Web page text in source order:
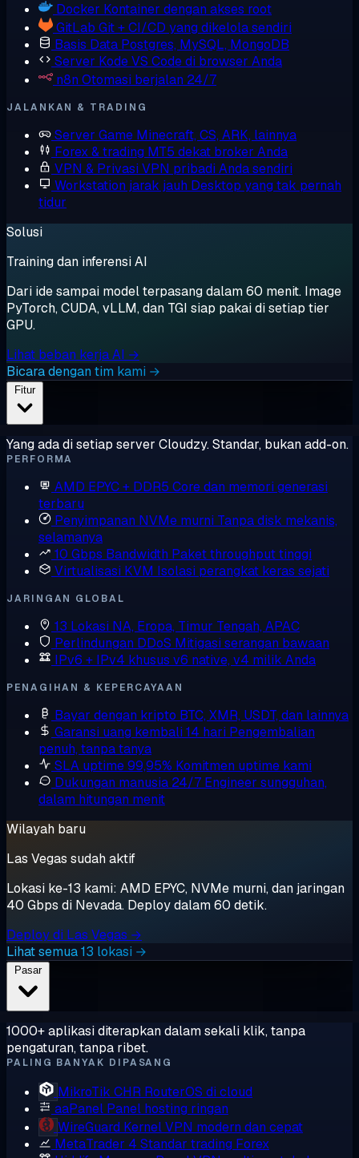
Docker Kontainer dengan akses root
GitLab Git + CI/CD yang dikelola sendiri
Basis Data Postgres, MySQL, MongoDB
Server KodeVS Code di browser Anda
n8n Otomasi berjalan 24/7
JALANKAN & TRADING
Server Game Minecraft, CS, ARK, lainnya
Forex & trading MT5 dekat broker Anda
VPN & Privasi VPN pribadi Anda sendiri
Workstation jarak jauh Desktop yang tak pernah
tidur
Solusi
Training dan inferensi AI
Dari ide sampai model terpasang dalam 60 menit. Image
PyTorch, CUDA, vLLM, dan TGI siap pakai di setiap tier
GPU.
Lihat beban kerja AI →
Bicara dengan tim kami →
Fitur
Yang ada di setiap server Cloudzy. Standar, bukan add-on.
PERFORMA
AMD EPYC + DDR5 Core dan memori generasi
terbaru
Penyimpanan NVMe murni Tanpa disk mekanis,
selamanya
10 Gbps Bandwidth Paket throughput tinggi
Virtualisasi KVM Isolasi perangkat keras sejati
JARINGAN GLOBAL
13 Lokasi NA, Eropa, Timur Tengah, APAC
Perlindungan DDoS Mitigasi serangan bawaan
IPv6 + IPv4 khusus v6 native, v4 milik Anda
PENAGIHAN & KEPERCAYAAN
Bayar dengan kripto BTC, XMR, USDT, dan lainnya
Garansi uang kembali 14 hari Pengembalian
penuh, tanpa tanya
SLA uptime 99,95% Komitmen uptime kami
Dukungan manusia 24/7 Engineer sungguhan,
dalam hitungan menit
Wilayah baru
Las Vegas sudah aktif
Lokasi ke-13 kami: AMD EPYC, NVMe murni, dan jaringan
40 Gbps di Nevada. Deploy dalam 60 detik.
Deploy di Las Vegas →
Lihat semua 13 lokasi →
Pasar
1000+ aplikasi diterapkan dalam sekali klik, tanpa
pengaturan, tanpa ribet.
PALING BANYAK DIPASANG
MikroTik CHR RouterOS di cloud
aaPanel Panel hosting ringan
WireGuard Kernel VPN modern dan cepat
MetaTrader 4 Standar trading Forex